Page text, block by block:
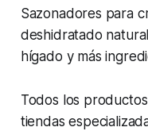
Sazonadores para
deshidratado
hígado y más
Todos los
tiendas